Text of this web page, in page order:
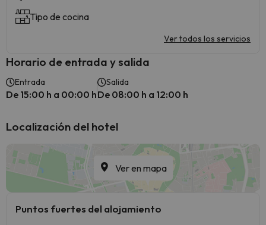
Tipo de cocina
Ver todos los servicios
Horario de entrada y salida
Entrada
De 15:00 h a 00:00 h
Salida
De 08:00 h a 12:00 h
Localización del hotel
Ver en mapa
Puntos fuertes del alojamiento